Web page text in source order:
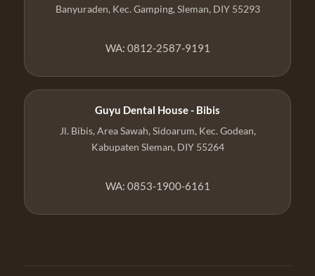
Banyuraden, Kec. Gamping, Sleman, DIY 55293
WA: 0812-2587-9191
Guyu Dental House - Bibis
Jl. Bibis, Area Sawah, Sidoarum, Kec. Godean,
Kabupaten Sleman, DIY 55264
WA: 0853-1900-6161